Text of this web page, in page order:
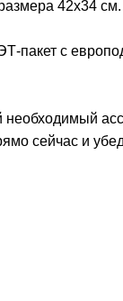
42х34 см.
пакет с
сейчас и